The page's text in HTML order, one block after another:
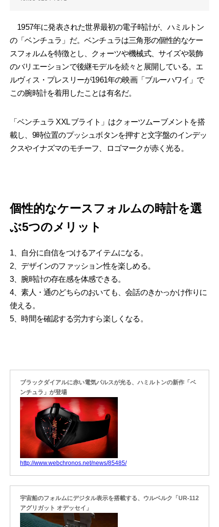
1957年に発表された世界最初の電子時計が、ハミルトン
の「ベンチュラ」だ。ベンチュラは三角形の個性的なケー
スフォルムを特徴とし、クォーツや機械式、サイズや装飾
のバリエーションで後継モデルを続々と展開している。エ
ルヴィス・プレスリーが1961年の映画「ブルーハワイ」で
この腕時計を着用したことは有名だ。
「ベンチュラ XXL ブライト」はクォーツムーブメントを搭
載し、9時位置のプッシュボタンを押すと文字盤のインデッ
クスやイナズマのモチーフ、ロゴマークが赤く光る。
個性的なケースフォルムの時計を選
ぶ5つのメリット
1、自分に自信をつけるアイテムになる。
2、デザインのファッション性を楽しめる。
3、腕時計の存在感を体感できる。
4、素人・通のどちらのおいても、会話のきかっかけ作りに
使える。
5、時間を確認する労力すら楽しくなる。
ブラックダイアルに赤い電気パルスが光る、ハミルトンの新作「ベ
ンチュラ」が登場
http://www.webchronos.net/news/85485/
宇宙船のフォルムにデジタル表示を搭載する、ウルベルク「UR-112
アグリガット オデッセイ」